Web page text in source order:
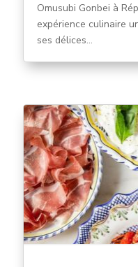
Omusubi Gonbei à
expérience culinaire
ses délices...